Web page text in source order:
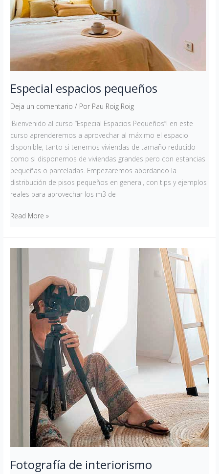
Especial espacios pequeños
Deja un comentario / Por Pau Roig Roig
¡Bienvenido al curso “Especial Espacios Pequeños“! en este
curso aprenderemos a aprovechar al máximo el espacio
disponible, tanto si tenemos viviendas de tamaño reducido
como si disponemos de viviendas grandes pero con estancias
pequeñas o parceladas. Empezaremos abordando la
distribución de pisos pequeños en general, con tips y ejemplos
reales para aprovechar los m3 de
Read More »
Fotografía de interiorismo
interiorismo